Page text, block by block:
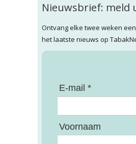
Nieuwsbrief: meld
Ontvang elke twee weken
het laatste nieuws op
E-mail *
Voornaam